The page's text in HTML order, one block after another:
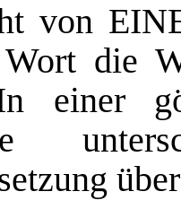
von
die
einer